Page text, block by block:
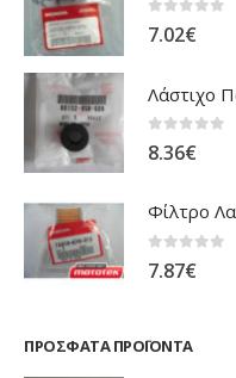
0out of 5
7.02€
0out of 5
8.36€
Φίλτρο
0out of 5
7.87€
ΠΡΌΣΦΑΤΑ ΠΡΟΪΌΝΤΑ